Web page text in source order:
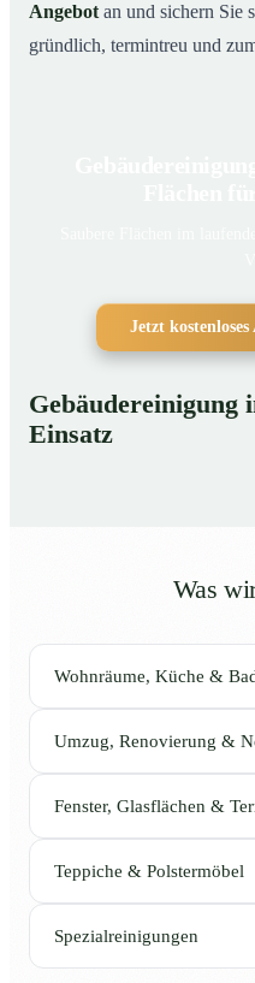
Angebot an und sichern Sie
gründlich, termintreu und
Jetzt
Gebäudereinigung
Einsatz
Was
Wohnräume, Küche &
Umzug, Renovierung &
Fenster, Glasflächen &
Teppiche & Polstermöbel
Spezialreinigungen